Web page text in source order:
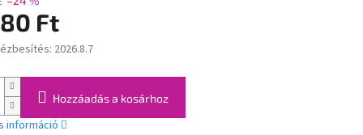
Ft
2026.8.7
Hozzáadás a kosárhoz
információ